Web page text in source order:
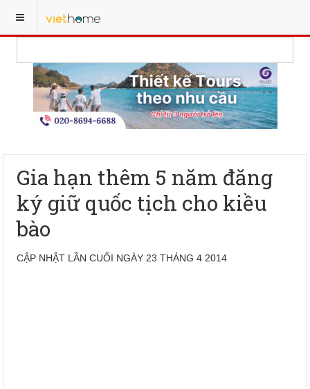
Gia hạn thêm 5 năm đăng
ký giữ quốc tịch cho kiều
bào
CẬP NHẬT LẦN CUỐI NGÀY 23 THÁNG 4 2014